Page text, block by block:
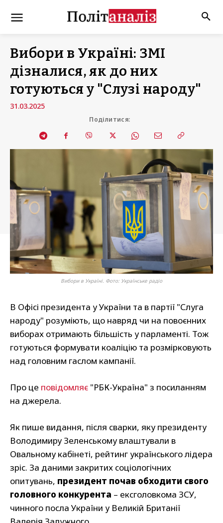
Вибори в Україні: ЗМІ
дізналися, як до них
готуються у "Слузі народу"
31.03.2025
Поділитися:
Вибори в Україні. Фото: Українське радіо
В Офісі президента у України та в партії "Слуга
народу" розуміють, що навряд чи на повоєнних
виборах отримають більшість у парламенті. Тож
готуються формувати коаліцію та розмірковують
над головним гаслом кампанії.
Про це повідомляє "РБК-Україна" з посиланням
на джерела.
Як пише видання, після сварки, яку президенту
Володимиру Зеленському влаштували в
Овальному кабінеті, рейтинг українського лідера
зріс. За даними закритих соціологічних
опитувань, президент почав обходити свого
головного конкурента – ексголовкома ЗСУ,
чинного посла України у Великій Британії